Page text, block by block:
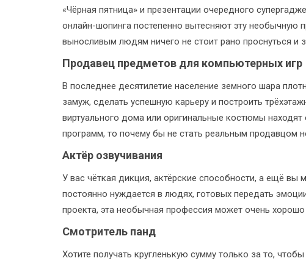
«Чёрная пятница» и презентации очередного
онлайн-шопинга постепенно вытесняют эту необычную
выносливым людям ничего не стоит рано проснуться и
Продавец предметов для компьютерных игр
В последнее десятилетие население земного шара
замуж, сделать успешную карьеру и построить
виртуального дома или оригинальные костюмы
программ, то почему бы не стать реальным продавцом
Актёр озвучивания
У вас чёткая дикция, актёрские способности, а ещё вы
постоянно нуждается в людях, готовых передать
проекта, эта необычная профессия может очень
Смотритель панд
Хотите получать кругленькую сумму только за то,